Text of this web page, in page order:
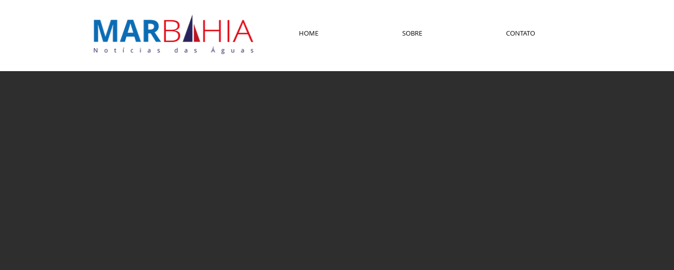
HOME SOBRE CONTATO